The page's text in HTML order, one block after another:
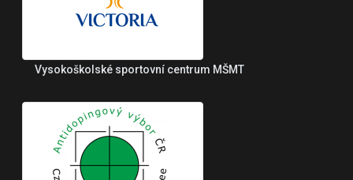
Vysokoškolské sportovní centrum MŠMT